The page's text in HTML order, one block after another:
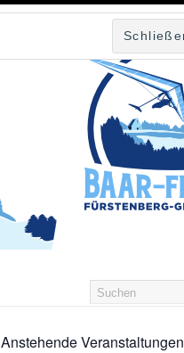
Anstehende Veranstaltungen